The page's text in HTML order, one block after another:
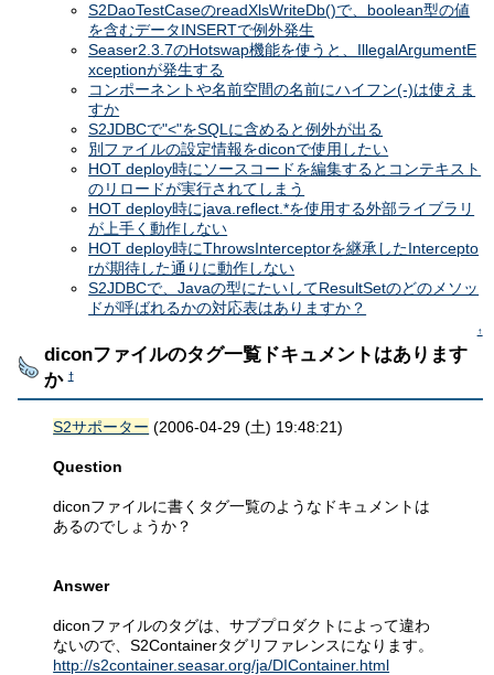
S2DaoTestCaseのreadXlsWriteDb()で、boolean型の値
を含むデータINSERTで例外発生
Seaser2.3.7のHotswap機能を使うと、IllegalArgumentE
xceptionが発生する
コンポーネントや名前空間の名前にハイフン(-)は使えま
すか
S2JDBCで"<"をSQLに含めると例外が出る
別ファイルの設定情報をdiconで使用したい
HOT deploy時にソースコードを編集するとコンテキスト
のリロードが実行されてしまう
HOT deploy時にjava.reflect.*を使用する外部ライブラリ
が上手く動作しない
HOT deploy時にThrowsInterceptorを継承したIntercepto
rが期待した通りに動作しない
S2JDBCで、Javaの型にたいしてResultSetのどのメソッ
ドが呼ばれるかの対応表はありますか？
↑
diconファイルのタグ一覧ドキュメントはあります
か †
S2サポーター (2006-04-29 (土) 19:48:21)
Question
diconファイルに書くタグ一覧のようなドキュメントは
あるのでしょうか？
Answer
diconファイルのタグは、サブプロダクトによって違わ
ないので、S2Containerタグリファレンスになります。
http://s2container.seasar.org/ja/DIContainer.html